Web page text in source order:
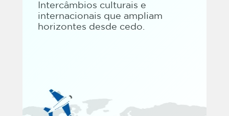
Intercâmbios culturais e
internacionais que ampliam
horizontes desde cedo.